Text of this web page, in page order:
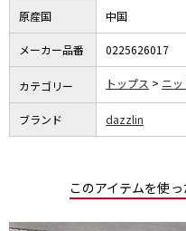
原産国 中国
メーカー品番 0225626017
カテゴリー トップス ニッ
ブランド dazzlin
このアイテムを使